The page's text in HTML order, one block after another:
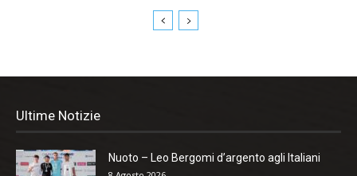
Ultime Notizie
Nuoto – Leo Bergomi d’argento agli Italiani